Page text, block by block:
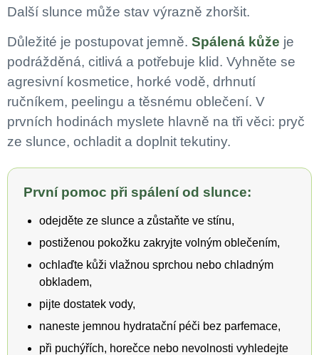
Další slunce může stav výrazně zhoršit.
Důležité je postupovat jemně. Spálená kůže je
podrážděná, citlivá a potřebuje klid. Vyhněte se
agresivní kosmetice, horké vodě, drhnutí
ručníkem, peelingu a těsnému oblečení. V
prvních hodinách myslete hlavně na tři věci: pryč
ze slunce, ochladit a doplnit tekutiny.
První pomoc při spálení od slunce:
odejděte ze slunce a zůstaňte ve stínu,
postiženou pokožku zakryjte volným oblečením,
ochlaďte kůži vlažnou sprchou nebo chladným
obkladem,
pijte dostatek vody,
naneste jemnou hydratační péči bez parfemace,
při puchýřích, horečce nebo nevolnosti vyhledejte